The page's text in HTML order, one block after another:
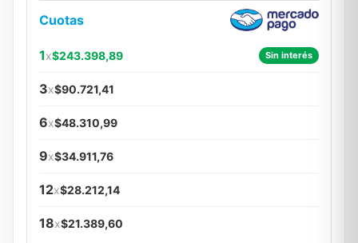
Cuotas
1x$243.398,89 Sin interés
3x$90.721,41
6x$48.310,99
9x$34.911,76
12x$28.212,14
18x$21.389,60